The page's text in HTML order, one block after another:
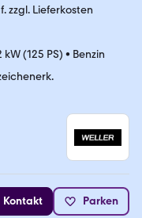
zzgl. Lieferkosten
kW (125 PS) • Benzin
Kontakt Parken